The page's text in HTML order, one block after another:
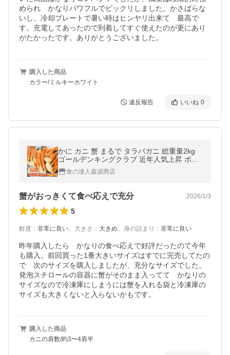
められ　かなりパワフルでビックリしました。かさばらな
いし、冷却プレートで暑い時はヒンヤリ出来て　最高で
す。充電してあったので到着してすぐ使えたのが更にあり
がたかったです。ありがとうございました。
購入した商品
カラー/ミルキーホワイト
違反報告 いいね 0
かに カニ 蟹 まるで タラバガニ 総重量2kg
ゴールデンキングクラブ 近年人気上昇 ボイ
ル 爆買
食の達人森源商店
蟹がおっきくて食べ応えで充分 2026/1/3
5
鮮度 ： 非常に良い、 大きさ ： 大きめ、 身の詰まり ： 非常に良い
昨年購入したら　かなりの食べ応えで好評だったのて今年
も購入。前回買った1番大きいサイズはすでに完売してたの
で　次のサイズを購入しましたが、充分なサイズでした。
発泡スチロールの容器に蟹がそのまま入ってて　かなりの
サイズなので冷凍庫にしまうには蟹を入れる袋と冷凍庫の
サイズも大きくないと入らないかもです。
購入した商品
カニの肩数/約3〜4肩半